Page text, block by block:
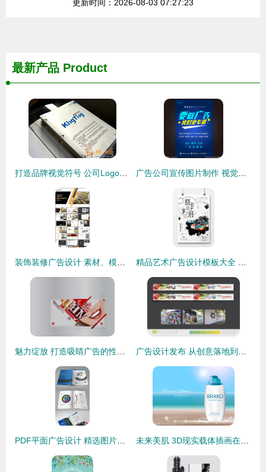
更新时间：2026-08-03 07:27:23
最新产品 Product